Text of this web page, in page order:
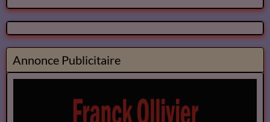
Annonce Publicitaire